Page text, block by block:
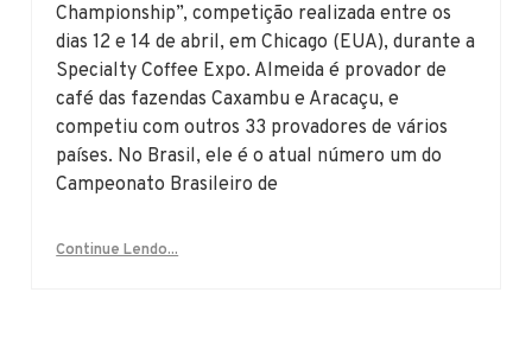
Championship”, competição realizada entre os
dias 12 e 14 de abril, em Chicago (EUA), durante a
Specialty Coffee Expo. Almeida é provador de
café das fazendas Caxambu e Aracaçu, e
competiu com outros 33 provadores de vários
países. No Brasil, ele é o atual número um do
Campeonato Brasileiro de
Continue Lendo...